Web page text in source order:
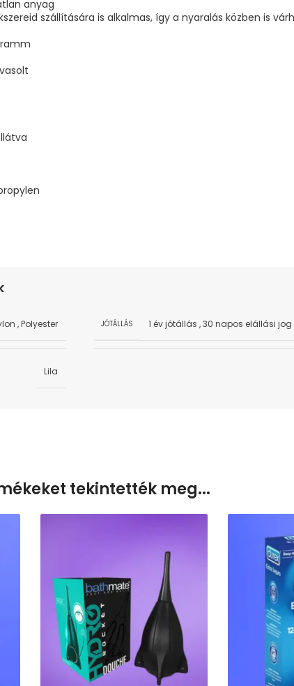
anyag
szállítására is alkalmas, így a nyaralás közben is
,Polyester JÓTÁLLÁS 1 év jótállás ,30 napos elállási jog
Lila
tekintették meg...